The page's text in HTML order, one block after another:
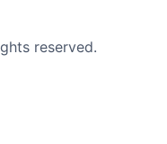
reserved.